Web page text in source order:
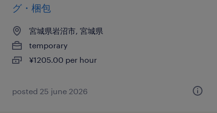
グ・梱包
宮城県岩沼市, 宮城県
temporary
¥1205.00 per hour
posted 25 june 2026